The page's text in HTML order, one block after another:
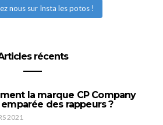
nous sur Insta les potos !
récents
la marque CP Company
emparée des rappeurs ?
2021